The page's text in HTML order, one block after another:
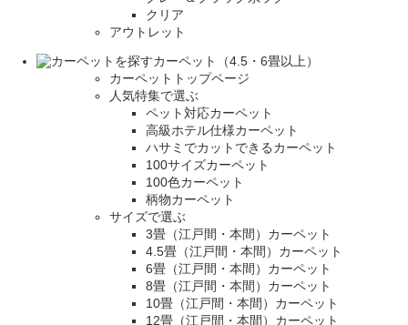
クリア
アウトレット
カーペット（4.5・6畳以上）
カーペットトップページ
人気特集で選ぶ
ペット対応カーペット
高級ホテル仕様カーペット
ハサミでカットできるカーペット
100サイズカーペット
100色カーペット
柄物カーペット
サイズで選ぶ
3畳（江戸間・本間）カーペット
4.5畳（江戸間・本間）カーペット
6畳（江戸間・本間）カーペット
8畳（江戸間・本間）カーペット
10畳（江戸間・本間）カーペット
12畳（江戸間・本間）カーペット